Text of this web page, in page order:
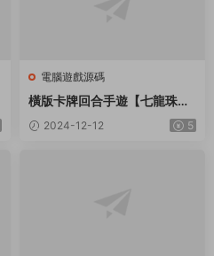
電腦遊戲源碼
橫版卡牌回合手遊【七龍珠傳
奇】最新整理Win一鍵服務端
+GM後台+安卓+詳細搭建教
2024-12-12 5